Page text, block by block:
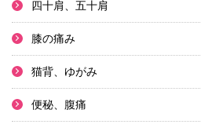
四十肩、五十肩
膝の痛み
猫背、ゆがみ
便秘、腹痛